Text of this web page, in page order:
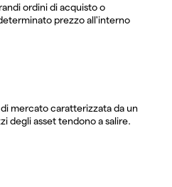
ordini di acquisto o
prezzo all'interno
mercato caratterizzata da un
degli asset tendono a salire.